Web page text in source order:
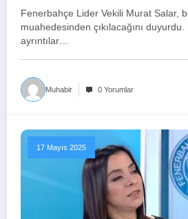
özgürlük’ çıkışı
Fenerbahçe Lider Vekili Murat Salar,
muahedesinden çıkılacağını
ayrıntılar…
Muhabir 0 Yorumlar
17 Mayıs 2025